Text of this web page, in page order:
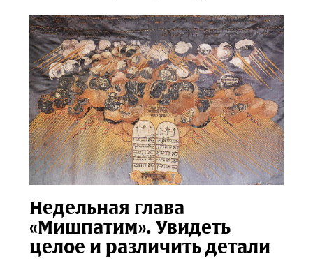
Недельная глава
«Мишпатим». Увидеть
целое и различить детали